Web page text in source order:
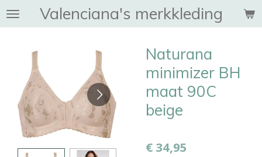
Ga
direct
hoofdinhoud
Valenciana's merkkleding
Naturana
minimizer BH
maat 90C
beige
€ 34,95